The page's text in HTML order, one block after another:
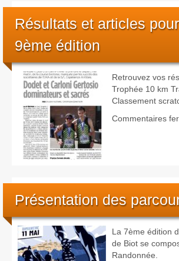
meilleur
clip
azuréen
d’Azur
Sport
Film
Festival
2026
Résultats et articles
9ème édition
Retrouvez vos
Trophée 10 km
Classement
Commentaires
Présentation des
La 7ème édition
de Biot se
Randonnée.